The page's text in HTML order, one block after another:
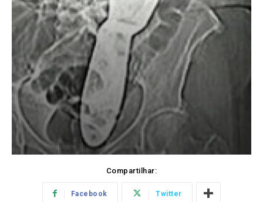
Compartilhar:
Facebook Twitter